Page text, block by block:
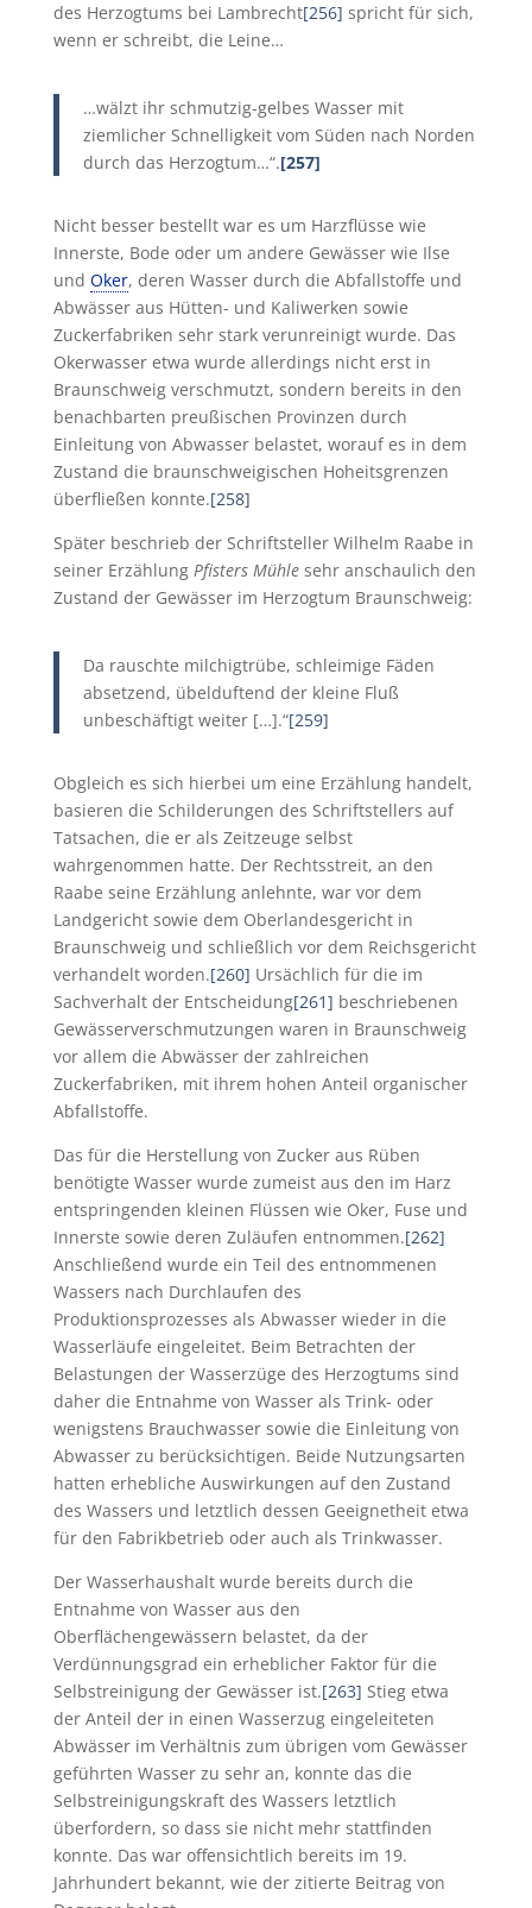
des Herzogtums bei Lambrecht[256] spricht für sich,
wenn er schreibt, die Leine…
…wälzt ihr schmutzig-gelbes Wasser mit
ziemlicher Schnelligkeit vom Süden nach Norden
durch das Herzogtum…“.[257]
Nicht besser bestellt war es um Harzflüsse wie
Innerste, Bode oder um andere Gewässer wie Ilse
und Oker, deren Wasser durch die Abfallstoffe und
Abwässer aus Hütten- und Kaliwerken sowie
Zuckerfabriken sehr stark verunreinigt wurde. Das
Okerwasser etwa wurde allerdings nicht erst in
Braunschweig verschmutzt, sondern bereits in den
benachbarten preußischen Provinzen durch
Einleitung von Abwasser belastet, worauf es in dem
Zustand die braunschweigischen Hoheitsgrenzen
überfließen konnte.[258]
Später beschrieb der Schriftsteller Wilhelm Raabe in
seiner Erzählung Pfisters Mühlesehr anschaulich den
Zustand der Gewässer im Herzogtum Braunschweig:
Da rauschte milchigtrübe, schleimige Fäden
absetzend, übelduftend der kleine Fluß
unbeschäftigt weiter […].“[259]
Obgleich es sich hierbei um eine Erzählung handelt,
basieren die Schilderungen des Schriftstellers auf
Tatsachen, die er als Zeitzeuge selbst
wahrgenommen hatte. Der Rechtsstreit, an den
Raabe seine Erzählung anlehnte, war vor dem
Landgericht sowie dem Oberlandesgericht in
Braunschweig und schließlich vor dem Reichsgericht
verhandelt worden.[260] Ursächlich für die im
Sachverhalt der Entscheidung[261] beschriebenen
Gewässerverschmutzungen waren in Braunschweig
vor allem die Abwässer der zahlreichen
Zuckerfabriken, mit ihrem hohen Anteil organischer
Abfallstoffe.
Das für die Herstellung von Zucker aus Rüben
benötigte Wasser wurde zumeist aus den im Harz
entspringenden kleinen Flüssen wie Oker, Fuse und
Innerste sowie deren Zuläufen entnommen.[262]
Anschließend wurde ein Teil des entnommenen
Wassers nach Durchlaufen des
Produktionsprozesses als Abwasser wieder in die
Wasserläufe eingeleitet. Beim Betrachten der
Belastungen der Wasserzüge des Herzogtums sind
daher die Entnahme von Wasser als Trink- oder
wenigstens Brauchwasser sowie die Einleitung von
Abwasser zu berücksichtigen. Beide Nutzungsarten
hatten erhebliche Auswirkungen auf den Zustand
des Wassers und letztlich dessen Geeignetheit etwa
für den Fabrikbetrieb oder auch als Trinkwasser.
Der Wasserhaushalt wurde bereits durch die
Entnahme von Wasser aus den
Oberflächengewässern belastet, da der
Verdünnungsgrad ein erheblicher Faktor für die
Selbstreinigung der Gewässer ist.[263] Stieg etwa
der Anteil der in einen Wasserzug eingeleiteten
Abwässer im Verhältnis zum übrigen vom Gewässer
geführten Wasser zu sehr an, konnte das die
Selbstreinigungskraft des Wassers letztlich
überfordern, so dass sie nicht mehr stattfinden
konnte. Das war offensichtlich bereits im 19.
Jahrhundert bekannt, wie der zitierte Beitrag von